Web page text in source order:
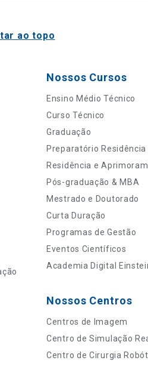
ao topo
Nossos Cursos
Ensino Médio Técnico
Curso Técnico
Graduação
Preparatório Residência
Residência e
Pós-graduação & MBA
Mestrado e Doutorado
Curta Duração
Programas de Gestão
Eventos Científicos
Academia Digital
Nossos Centros
Centros de Imagem
Centro de Simulação
Centro de Cirurgia